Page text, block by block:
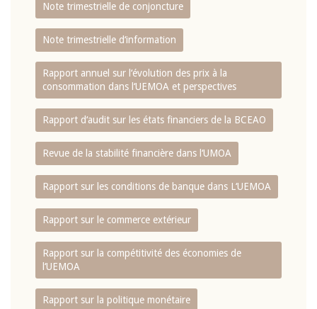
Note trimestrielle de conjoncture
Note trimestrielle d‘information
Rapport annuel sur l‘évolution des prix à la
consommation dans l‘UEMOA et perspectives
Rapport d‘audit sur les états financiers de la BCEAO
Revue de la stabilité financière dans l‘UMOA
Rapport sur les conditions de banque dans L‘UEMOA
Rapport sur le commerce extérieur
Rapport sur la compétitivité des économies de
l‘UEMOA
Rapport sur la politique monétaire